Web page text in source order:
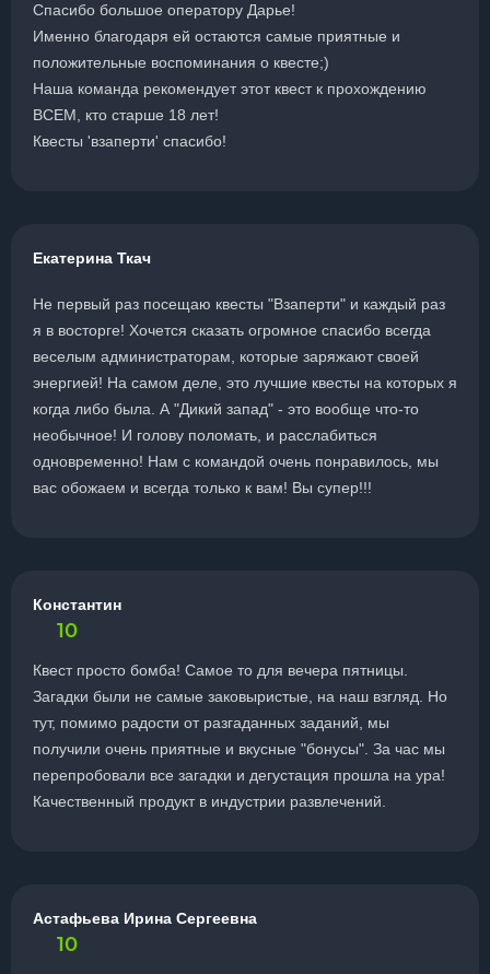
Спасибо большое оператору Дарье!
Именно благодаря ей остаются самые приятные и
положительные воспоминания о квесте;)
Наша команда рекомендует этот квест к прохождению
ВСЕМ, кто старше 18 лет!
Квесты 'взаперти' спасибо!
Екатерина Ткач
Не первый раз посещаю квесты "Взаперти" и каждый раз
я в восторге! Хочется сказать огромное спасибо всегда
веселым администраторам, которые заряжают своей
энергией! На самом деле, это лучшие квесты на которых я
когда либо была. А "Дикий запад" - это вообще что-то
необычное! И голову поломать, и расслабиться
одновременно! Нам с командой очень понравилось, мы
вас обожаем и всегда только к вам! Вы супер!!!
Константин
10
Квест просто бомба! Самое то для вечера пятницы.
Загадки были не самые заковыристые, на наш взгляд. Но
тут, помимо радости от разгаданных заданий, мы
получили очень приятные и вкусные "бонусы". За час мы
перепробовали все загадки и дегустация прошла на ура!
Качественный продукт в индустрии развлечений.
Астафьева Ирина Сергеевна
10